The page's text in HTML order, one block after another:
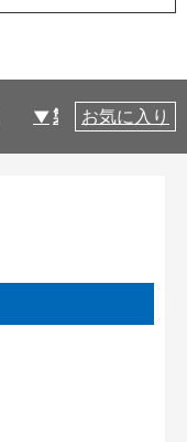
製品仕様
お気に入り